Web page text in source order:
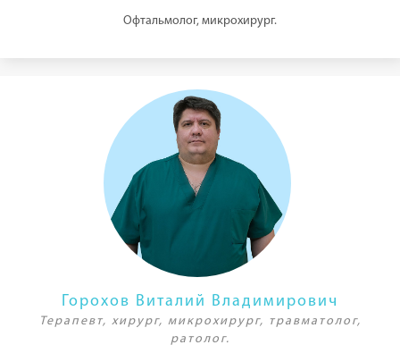
Офтальмолог, микрохирург.
Горохов Виталий Владимирович
Терапевт, хирург, микрохирург, травматолог,
ратолог.